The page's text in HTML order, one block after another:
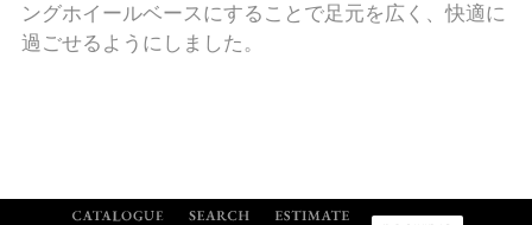
ングホイールベースにすることで足元を広く、快適に
過ごせるようにしました。